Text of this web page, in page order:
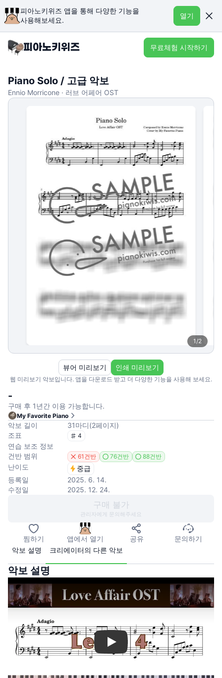
피아노키위즈 앱을 통해 다양한 기능을
사용해보세요.
열기
무료체험 시작하기
Piano Solo / 고급 악보
Ennio Morricone · 러브 어페어 OST
1/2
웹 미리보기 악보입니다. 앱을 다운로드 받고 더 다양한 기능을 사용해 보세요.
뷰어 미리보기 인쇄 미리보기
-
구매 후 1년간 이용 가능합니다.
My Favorite Piano
악보 길이 31마디(2페이지)
조표
4
연습 보조 정보
건반 범위
61건반 76건반 88건반
난이도
중급
등록일
2025. 6. 14.
수정일
2025. 12. 24.
구매 불가
관리자에게 문의해주세요
찜하기 앱에서 열기 공유
문의하기
악보 설명
크리에이터의 다른 악보
악보 설명
Play